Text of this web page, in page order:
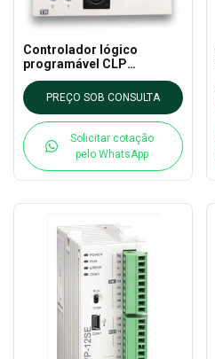
Controlador lógico
programável CLP
DVP24SV11T2 DELTA -
DVP - SV2 Functional Slim
PLC
PREÇO SOB CONSULTA
Solicitar cotação
pelo WhatsApp